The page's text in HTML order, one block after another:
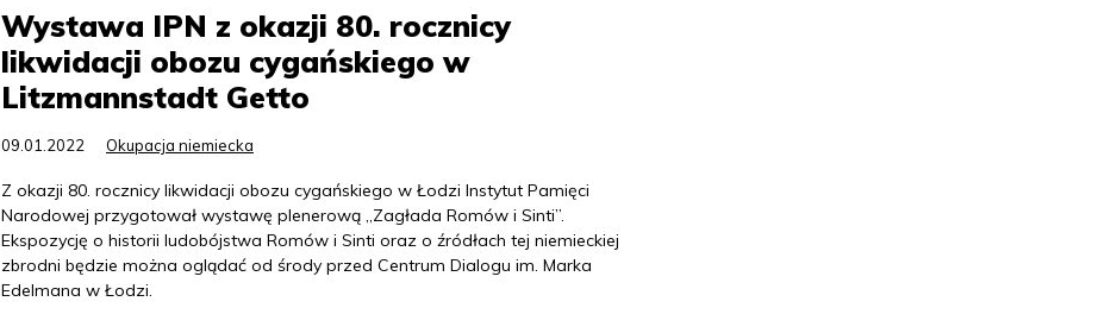
Wystawa IPN z okazji 80. rocznicy
likwidacji obozu cygańskiego w
Litzmannstadt Getto
09.01.2022 Okupacja niemiecka
Z okazji 80. rocznicy likwidacji obozu cygańskiego w Łodzi Instytut Pamięci
Narodowej przygotował wystawę plenerową „Zagłada Romów i Sinti”.
Ekspozycję o historii ludobójstwa Romów i Sinti oraz o źródłach tej niemieckiej
zbrodni będzie można oglądać od środy przed Centrum Dialogu im. Marka
Edelmana w Łodzi.